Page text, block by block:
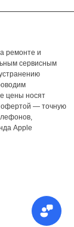
ремонте и
сервисным
цены носят
офертой — точную
Apple